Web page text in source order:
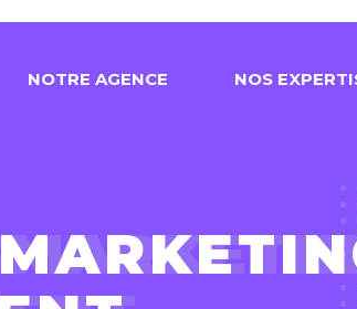
NOTRE AGENCE NOS EXPERTI